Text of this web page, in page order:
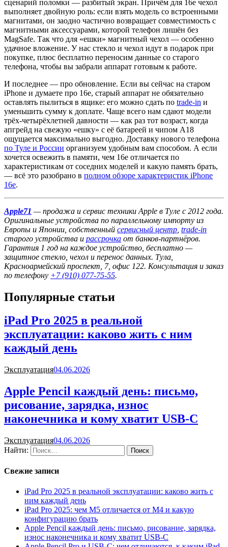
сценарий поломки — разбитый экран. Причём для 16e чехол
выполняет двойную роль: если взять модель со встроенными
магнитами, он заодно частично возвращает совместимость с
магнитными аксессуарами, которой телефон лишён без
MagSafe. Так что для «ешки» магнитный чехол — особенно
удачное вложение. У нас стекло и чехол идут в подарок при
покупке, плюс бесплатно переносим данные со старого
телефона, чтобы вы забрали аппарат готовым к работе.
И последнее — про обновление. Если вы сейчас на старом
iPhone и думаете про 16e, старый аппарат не обязательно
оставлять пылиться в ящике: его можно сдать по trade-in и
уменьшить сумму к доплате. Чаще всего нам сдают модели
трёх-четырёхлетней давности — как раз тот возраст, когда
апгрейд на свежую «ешку» с её батареей и чипом A18
ощущается максимально выгодно. Доставку нового телефона
по Туле и России организуем удобным вам способом. А если
хочется освежить в памяти, чем 16e отличается по
характеристикам от соседних моделей и какую память брать,
— всё это разобрано в полном обзоре характеристик iPhone
16e.
Apple71 — продажа и сервис техники Apple в Туле с 2012 года.
Оригинальные устройства по параллельному импорту из
Европы и Японии, собственный сервисный центр trade-in
старого устройства и рассрочка от банков-партнёров.
Гарантия 1 год на каждое устройство, бесплатно —
защитное стекло, чехол и перенос данных. Тула,
Красноармейский проспект, 7, офис 122. Консультация и заказ
по телефону +7 (910) 077-75-55.
Популярные статьи
iPad Pro 2025 в реальной
эксплуатации: каково жить с ним
каждый день
Эксплуатация04.06.2026
Apple Pencil каждый день: письмо,
рисование, зарядка, износ
наконечника и кому хватит USB-C
Эксплуатация04.06.2026
Найти:
Свежие записи
iPad Pro 2025 в реальной эксплуатации: каково жить с
ним каждый день
iPad Pro 2025: чем M5 отличается от M4 и какую
конфигурацию брать
Apple Pencil каждый день: письмо, рисование, зарядка,
износ наконечника и кому хватит USB-C